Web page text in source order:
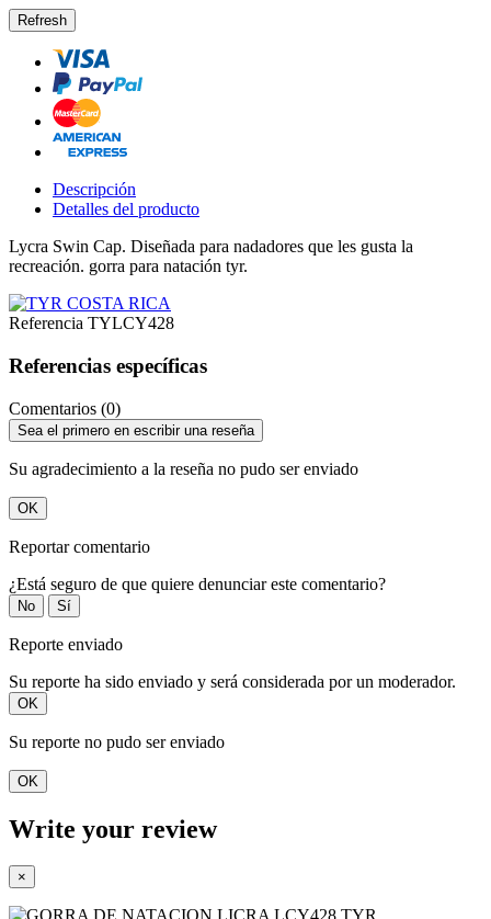
Descripción
Detalles del producto
Lycra Swin Cap. Diseñada para nadadores que les gusta la
recreación. gorra para natación tyr.
Referencia TYLCY428
Referencias específicas
Comentarios (0)
Sea el primero en escribir una reseña
Su agradecimiento a la reseña no pudo ser enviado
OK
Reportar comentario
¿Está seguro de que quiere denunciar este comentario?
No Sí
Reporte enviado
Su reporte ha sido enviado y será considerada por un moderador.
OK
Su reporte no pudo ser enviado
OK
Write your review
×